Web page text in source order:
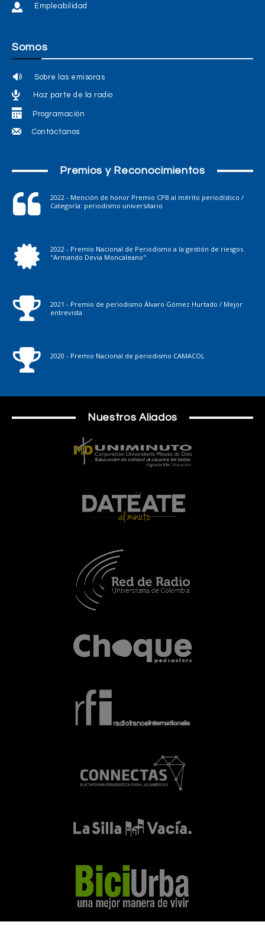
Empleabilidad
Somos
Sobre las emisoras
Haz parte de la radio
Programación
Contáctanos
Premios y Reconocimientos
2022 - Mención de honor Premio CPB al mérito periodístico /
Categoría: periodismo universitario
2022 - Premio Nacional de Periodismo a la gestión de riesgos
"Armando Devia Moncaleano"
2021 - Premio de periodismo Álvaro Gómez Hurtado / Mejor
entrevista
2020 - Premio Nacional de periodismo CAMACOL
Nuestros Aliados